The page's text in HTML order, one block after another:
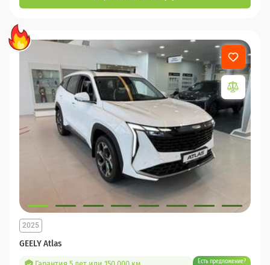
GEELY Atlas
2025
Есть предложение?